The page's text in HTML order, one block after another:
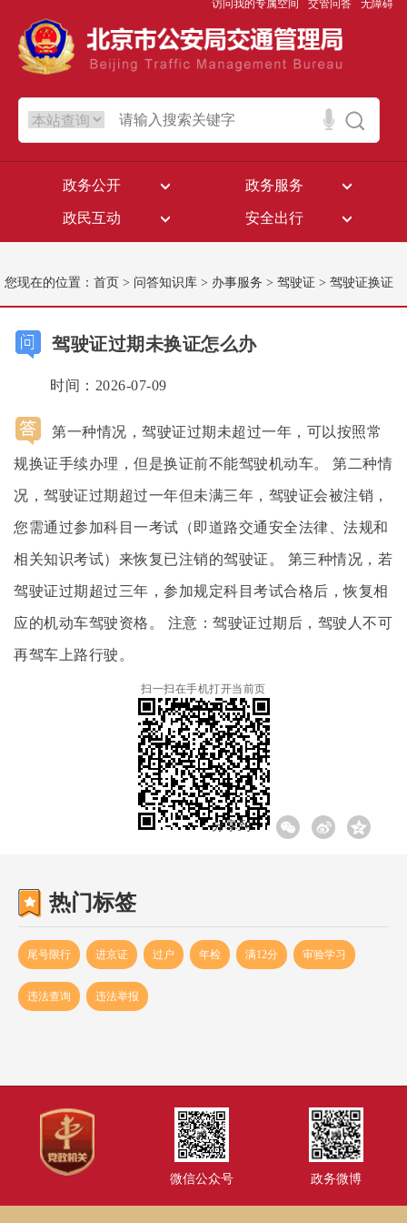
访问我的专属空间 交管问答 无障碍
政务公开 政务服务
政民互动 安全出行
您现在的位置： 首页 > 问答知识库 > 办事服务 > 驾驶证 > 驾驶证换证
驾驶证过期未换证怎么办
时间：2026-07-09
第一种情况，驾驶证过期未超过一年，可以按照常
规换证手续办理，但是换证前不能驾驶机动车。 第二种情
况，驾驶证过期超过一年但未满三年，驾驶证会被注销，
您需通过参加科目一考试（即道路交通安全法律、法规和
相关知识考试）来恢复已注销的驾驶证。 第三种情况，若
驾驶证过期超过三年，参加规定科目考试合格后，恢复相
应的机动车驾驶资格。 注意：驾驶证过期后，驾驶人不可
再驾车上路行驶。
扫一扫在手机打开当前页
分享到:
热门标签
尾号限行 进京证 过户 年检 满12分 审验学习
违法查询 违法举报
微信公众号 政务微博